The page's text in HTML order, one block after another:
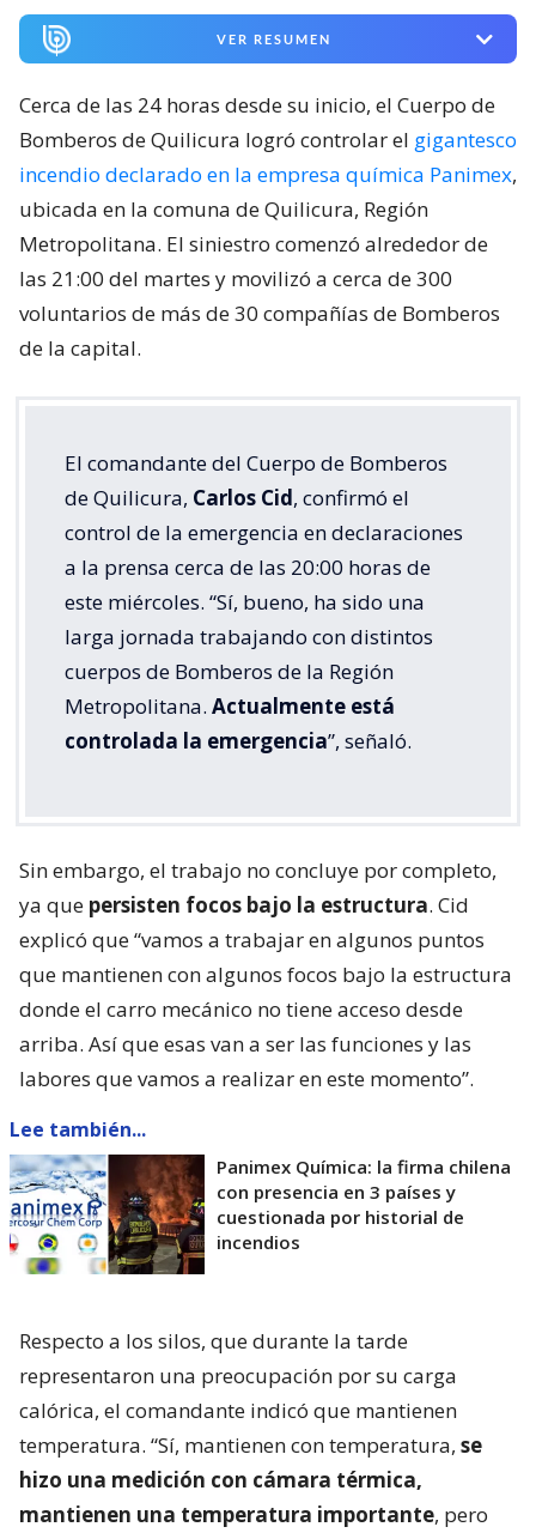
8413
visitas
VER RESUMEN
Cerca de las 24 horas desde su inicio, el Cuerpo de
Bomberos de Quilicura logró controlar elgigantesco
incendio declarado en la empresa química Panimex
las 21:00 del martes y movilizó a cerca de 300
voluntarios de más de 30 compañías de Bomberos
de la capital.
El comandante del Cuerpo de Bomberos
de Quilicura,Carlos Cid, confirmó el
control de la emergencia en declaraciones
a la prensa cerca de las 20:00 horas de
Metropolitana.Actualmente está
controlada la emergencia”, señaló.
Sin embargo, el trabajo no concluye por completo,
ya quepersisten focos bajo la estructura. Cid
donde el carro mecánico no tiene acceso desde
arriba. Así que esas van a ser las funciones y las
labores que vamos a realizar en este momento”.
Panimex Química: la firma chilena
con presencia en 3 países y
cuestionada por historial de
incendios
Respecto a los silos, que durante la tarde